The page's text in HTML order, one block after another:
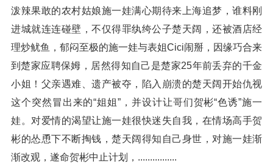
泼辣果敢的农村姑娘施一娃满心期待来上海追梦，谁料刚
进城就连连碰壁，不仅得罪纨绔公子楚天阔，还被酒店经
理炒鱿鱼，郁闷至极的施一娃与表姐Cici闹掰，因缘巧合来
到楚家应聘保姆，居然得知自己是楚家25年前丢弃的千金
小姐！父亲遇难、遗产被夺，陷入崩溃的楚天阔开始仇视
这个突然冒出来的“姐姐”，并设计让哥们贺彬“色诱”施一
娃。对爱情的渴望让施一娃很快迷失自我，在情场高手贺
彬的怂恿下不断掏钱，楚天阔得知自己身世，对施一娃渐
渐改观，遂命贺彬中止计划，................